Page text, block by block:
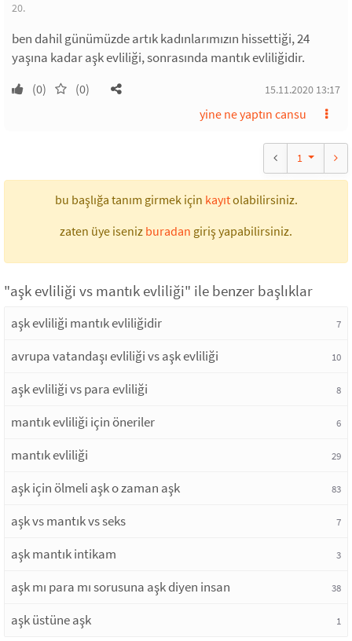
20.
ben dahil günümüzde artık kadınlarımızın hissettiği, 24
yaşına kadar aşk evliliği, sonrasında mantık evliliğidir.
(0) (0) 15.11.2020 13:17
yine ne yaptın cansu
1
bu başlığa tanım girmek için kayıtolabilirsiniz.
zaten üye iseniz buradan giriş yapabilirsiniz.
"aşk evliliği vs mantık evliliği" ile benzer başlıklar
aşk evliliği mantık evliliğidir 7
avrupa vatandaşı evliliği vs aşk evliliği 10
aşk evliliği vs para evliliği 8
mantık evliliği için öneriler 6
mantık evliliği 29
aşk için ölmeli aşk o zaman aşk 83
aşk vs mantık vs seks 7
aşk mantık intikam 3
aşk mı para mı sorusuna aşk diyen insan 38
aşk üstüne aşk 1